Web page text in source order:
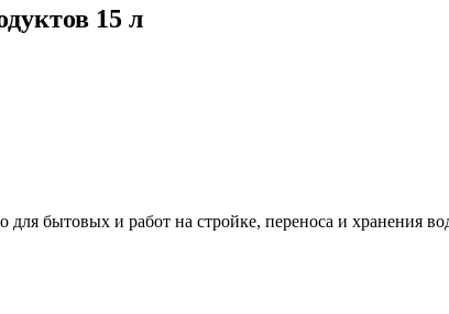
15 л
бытовых и работ на стройке, переноса и хранения